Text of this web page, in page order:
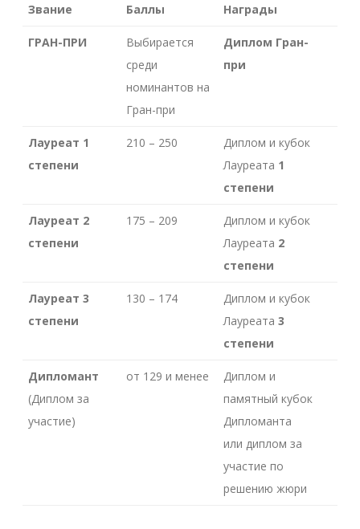
Звание Баллы Награды
ГРАН-ПРИ
Выбирается
среди
номинантов на
Гран-при
Диплом Гран-
при
Лауреат 1
степени
210 – 250
Диплом и кубок
Лауреата 1
степени
Лауреат 2
степени
175 – 209
Диплом и кубок
Лауреата 2
степени
Лауреат 3
степени
130 – 174
Диплом и кубок
Лауреата 3
степени
Дипломант
(Диплом за
участие)
от 129 и менее
Диплом и
памятный кубок
Дипломанта
или диплом за
участие по
решению жюри